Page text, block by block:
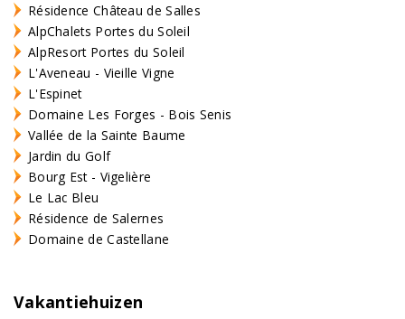
Résidence Château de Salles
AlpChalets Portes du Soleil
AlpResort Portes du Soleil
L'Aveneau - Vieille Vigne
L'Espinet
Domaine Les Forges - Bois Senis
Vallée de la Sainte Baume
Jardin du Golf
Bourg Est - Vigelière
Le Lac Bleu
Résidence de Salernes
Domaine de Castellane
Vakantiehuizen